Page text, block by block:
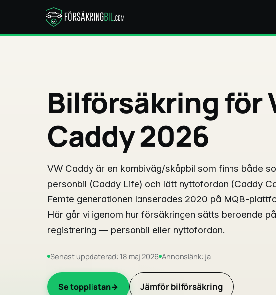
Bilförsäkring för
Caddy 2026
VW Caddy är en kombiväg/skåpbil som finns både
personbil (Caddy Life) och lätt nyttofordon (Caddy
Femte generationen lanserades 2020 på MQB-
Här går vi igenom hur försäkringen sätts beroende på
registrering — personbil eller nyttofordon.
Senast uppdaterad: 18 maj 2026 Annonslänk: ja
Se topplistan Jämför bilförsäkring